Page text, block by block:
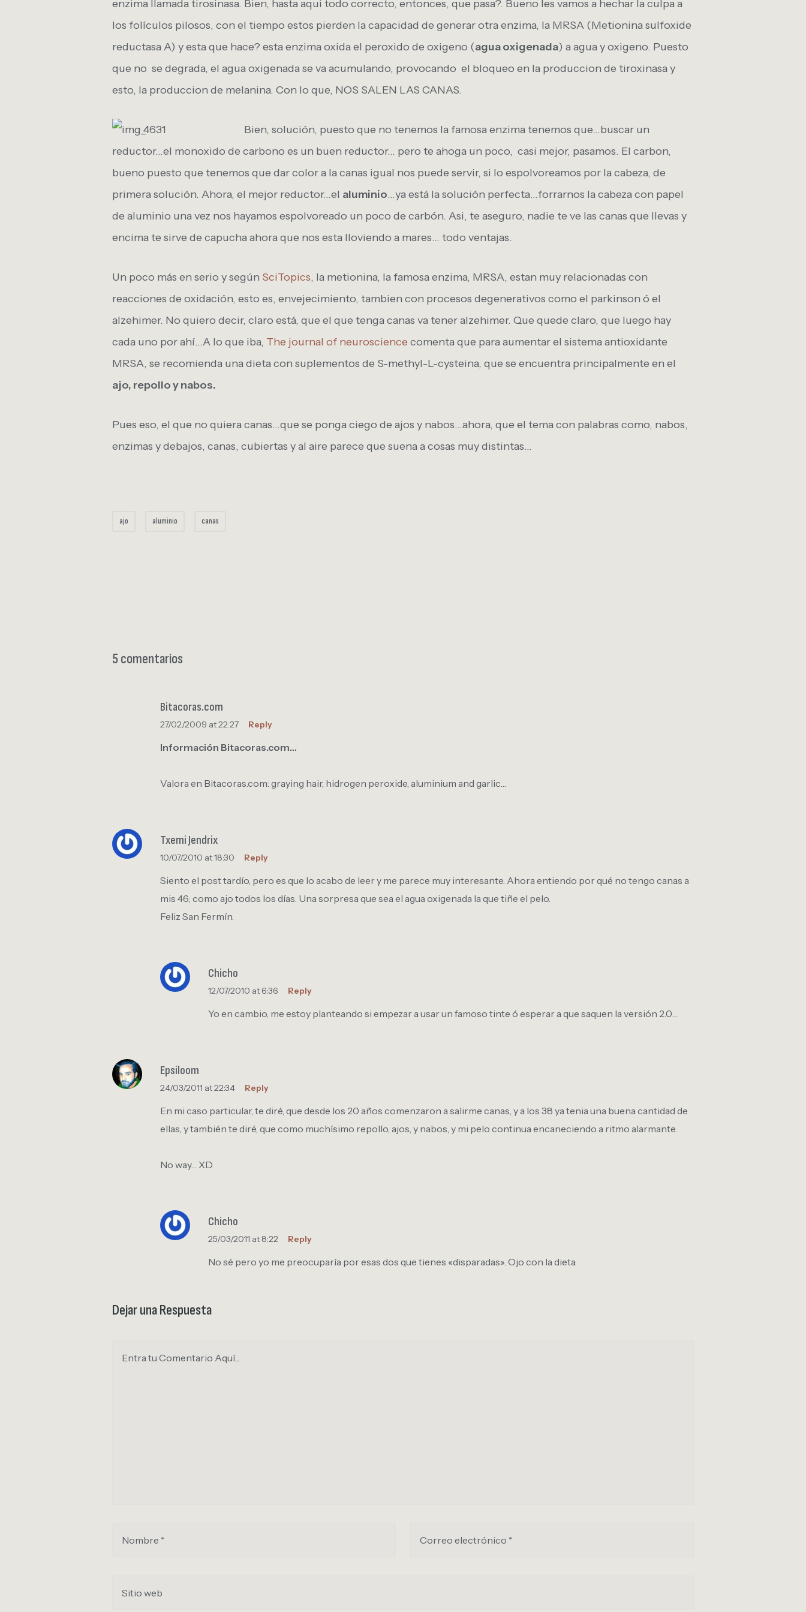
enzima llamada tirosinasa. Bien, hasta aqui todo correcto, entonces, que pasa?. Bueno les vamos a hechar la culpa a
los folículos pilosos, con el tiempo estos pierden la capacidad de generar otra enzima, la MRSA (Metionina sulfoxide
reductasa A) y esta que hace? esta enzima oxida el peroxido de oxigeno (agua oxigenada) a agua y oxigeno. Puesto
que no se degrada, el agua oxigenada se va acumulando, provocando el bloqueo en la produccion de tiroxinasa y
esto, la produccion de melanina. Con lo que, NOS SALEN LAS CANAS.
Bien, solución, puesto que no tenemos la famosa enzima tenemos que…buscar un
reductor…el monoxido de carbono es un buen reductor… pero te ahoga un poco, casi mejor, pasamos. El carbon,
bueno puesto que tenemos que dar color a la canas igual nos puede servir, si lo espolvoreamos por la cabeza, de
primera solución. Ahora, el mejor reductor…el aluminio…ya está la solución perfecta…forrarnos la cabeza con papel
de aluminio una vez nos hayamos espolvoreado un poco de carbón. Asi, te aseguro, nadie te ve las canas que llevas y
encima te sirve de capucha ahora que nos esta lloviendo a mares… todo ventajas.
Un poco más en serio y según SciTopics, la metionina, la famosa enzima, MRSA, estan muy relacionadas con
reacciones de oxidación, esto es, envejecimiento, tambien con procesos degenerativos como el parkinson ó el
alzehimer. No quiero decir, claro está, que el que tenga canas va tener alzehimer. Que quede claro, que luego hay
cada uno por ahí…A lo que iba, The journal of neuroscience comenta que para aumentar el sistema antioxidante
MRSA, se recomienda una dieta con suplementos de S-methyl-L-cysteina, que se encuentra principalmente en el
ajo, repollo y nabos.
Pues eso, el que no quiera canas…que se ponga ciego de ajos y nabos…ahora, que el tema con palabras como, nabos,
enzimas y debajos, canas, cubiertas y al aire parece que suena a cosas muy distintas…
ajo aluminio canas
5 comentarios
Bitacoras.com
27/02/2009 at 22:27 Reply
Información Bitacoras.com…
Valora en Bitacoras.com: graying hair, hidrogen peroxide, aluminium and garlic…
Txemi Jendrix
10/07/2010 at 18:30 Reply
Siento el post tardío, pero es que lo acabo de leer y me parece muy interesante. Ahora entiendo por qué no tengo canas a
mis 46; como ajo todos los días. Una sorpresa que sea el agua oxigenada la que tiñe el pelo.
Feliz San Fermín.
Chicho
12/07/2010 at 6:36 Reply
Yo en cambio, me estoy planteando si empezar a usar un famoso tinte ó esperar a que saquen la versión 2.0…
Epsiloom
24/03/2011 at 22:34 Reply
En mi caso particular, te diré, que desde los 20 años comenzaron a salirme canas, y a los 38 ya tenia una buena cantidad de
ellas, y también te diré, que como muchísimo repollo, ajos, y nabos, y mi pelo continua encaneciendo a ritmo alarmante.
No way… XD
Chicho
25/03/2011 at 8:22 Reply
No sé pero yo me preocuparía por esas dos que tienes «disparadas». Ojo con la dieta.
Dejar una Respuesta
Entra tu Comentario Aquí...
Nombre * Correo electrónico *
Sitio web